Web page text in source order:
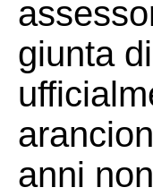
giunta
anni